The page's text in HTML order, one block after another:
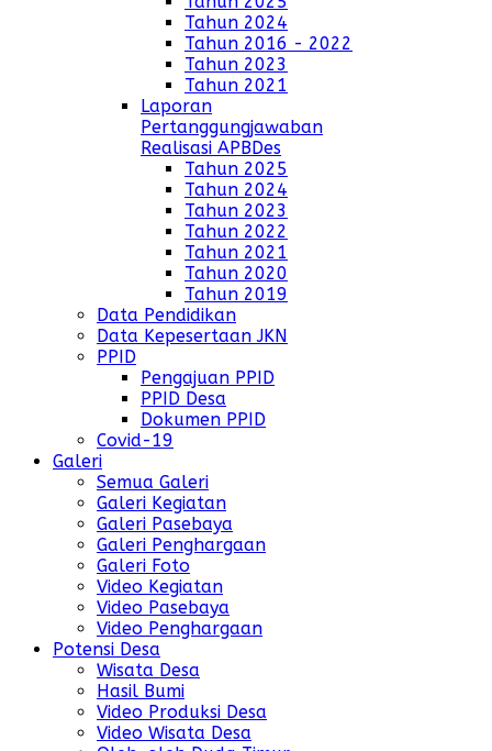
Tahun 2024
Tahun 2016 - 2022
Tahun 2023
Tahun 2021
Laporan
Pertanggungjawaban
Realisasi APBDes
Tahun 2025
Tahun 2024
Tahun 2023
Tahun 2022
Tahun 2021
Tahun 2020
Tahun 2019
Data Pendidikan
Data Kepesertaan JKN
PPID
Pengajuan PPID
PPID Desa
Dokumen PPID
Covid-19
Galeri
Semua Galeri
Galeri Kegiatan
Galeri Pasebaya
Galeri Penghargaan
Galeri Foto
Video Kegiatan
Video Pasebaya
Video Penghargaan
Potensi Desa
Wisata Desa
Hasil Bumi
Video Produksi Desa
Video Wisata Desa